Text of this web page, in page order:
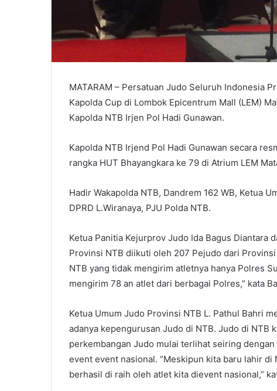
MATARAM – Persatuan Judo Seluruh Indonesia
Kapolda Cup di Lombok Epicentrum Mall (LEM)
Kapolda NTB Irjen Pol Hadi Gunawan.
Kapolda NTB Irjend Pol Hadi Gunawan secara
rangka HUT Bhayangkara ke 79 di Atrium LEM
Hadir Wakapolda NTB, Dandrem 162 WB, Ketua
DPRD L.Wiranaya, PJU Polda NTB.
Ketua Panitia Kejurprov Judo Ida Bagus Diantara
Provinsi NTB diikuti oleh 207 Pejudo dari
NTB yang tidak mengirim atletnya hanya Polres
mengirim 78 an atlet dari berbagai Polres,” kata
Ketua Umum Judo Provinsi NTB L. Pathul Bahri
adanya kepengurusan Judo di NTB. Judo di NTB
perkembangan Judo mulai terlihat seiring
event event nasional. “Meskipun kita baru lahir
berhasil di raih oleh atlet kita dievent nasional,”